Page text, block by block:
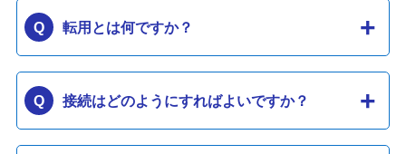
転用とは何ですか？
接続はどのようにすればよいですか？